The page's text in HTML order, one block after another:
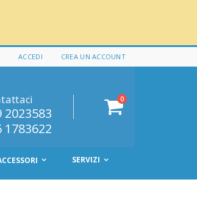
ACCEDI CREA UN ACCOUNT
Cart
0elementi
2023583
1783622
SERVIZI